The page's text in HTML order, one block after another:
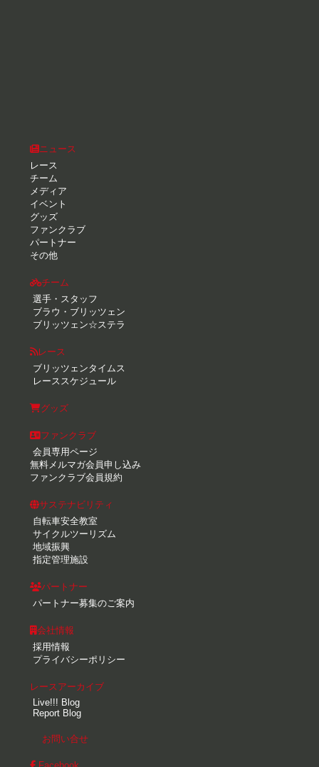
ニュース
レース
チーム
メディア
イベント
グッズ
ファンクラブ
パートナー
その他
チーム
選手・スタッフ
ブラウ・ブリッツェン
ブリッツェン☆ステラ
レース
ブリッツェンタイムス
レーススケジュール
グッズ
ファンクラブ
会員専用ページ
無料メルマガ会員申し込み
ファンクラブ会員規約
サステナビリティ
自転車安全教室
サイクルツーリズム
地域振興
指定管理施設
パートナー
パートナー募集のご案内
会社情報
採用情報
プライバシーポリシー
レースアーカイブ
Live!!! Blog
Report Blog
お問い合せ